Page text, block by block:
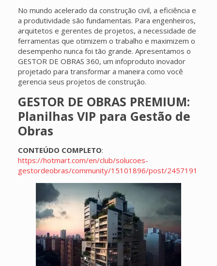
No mundo acelerado da construção civil, a eficiência e
a produtividade são fundamentais. Para engenheiros,
arquitetos e gerentes de projetos, a necessidade de
ferramentas que otimizem o trabalho e maximizem o
desempenho nunca foi tão grande. Apresentamos o
GESTOR DE OBRAS 360, um infoproduto inovador
projetado para transformar a maneira como você
gerencia seus projetos de construção.
GESTOR DE OBRAS PREMIUM:
Planilhas VIP para Gestão de
Obras
CONTEÚDO COMPLETO:
https://hotmart.com/en/club/solucoes-
gestordeobras/community/15101896/post/2457191